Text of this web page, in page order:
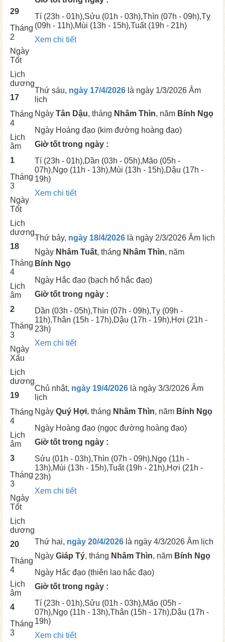
29
Tháng
2
Ngày
Tốt
Tí (23h - 01h),Sửu (01h - 03h),Thìn (07h - 09h),Tỵ
(09h - 11h),Mùi (13h - 15h),Tuất(19h - 21h)
Xem chi tiết
Lịch
dương
17
Tháng
4
Lịch
âm
1
Tháng
3
Ngày
Tốt
Thứ sáu, ngày 17/4/2026 là ngày 1/3/2026 Âm
lịch
Ngày Tân Dậu, tháng Nhâm Thìn, năm Bính Ngọ
Ngày Hoàng đạo (kim đường hoàng đạo)
Giờ tốt trong ngày :
Tí (23h - 01h),Dần (03h - 05h),Mão (05h -
07h),Ngọ (11h - 13h),Mùi (13h - 15h),Dậu (17h -
19h)
Xem chi tiết
Lịch
dương
18
Tháng
4
Lịch
âm
2
Tháng
3
Ngày
Xấu
Thứ bảy, ngày 18/4/2026 là ngày 2/3/2026 Âm lịch
Ngày Nhâm Tuất, tháng Nhâm Thìn, năm
Bính Ngọ
Ngày Hắc đạo (bạch hổ hắc đạo)
Giờ tốt trong ngày :
Dần (03h - 05h),Thìn (07h - 09h),Tỵ (09h -
11h),Thân (15h - 17h),Dậu (17h - 19h),Hợi (21h -
23h)
Xem chi tiết
Lịch
dương
19
Tháng
4
Lịch
âm
3
Tháng
3
Ngày
Tốt
Chủ nhật, ngày 19/4/2026 là ngày 3/3/2026 Âm
lịch
Ngày Quý Hợi, tháng Nhâm Thìn, năm Bính Ngọ
Ngày Hoàng đạo (ngọc đường hoàng đạo)
Giờ tốt trong ngày :
Sửu (01h - 03h),Thìn (07h - 09h),Ngọ (11h -
13h),Mùi (13h - 15h),Tuất(19h - 21h),Hợi (21h -
23h)
Xem chi tiết
Lịch
dương
20
Tháng
4
Lịch
âm
4
Tháng
3
Thứ hai, ngày 20/4/2026 là ngày 4/3/2026 Âm lịch
Ngày Giáp Tý, tháng Nhâm Thìn, năm Bính Ngọ
Ngày Hắc đạo (thiên lao hắc đạo)
Giờ tốt trong ngày :
Tí (23h - 01h),Sửu (01h - 03h),Mão (05h -
07h),Ngọ (11h - 13h),Thân (15h - 17h),Dậu (17h -
19h)
Xem chi tiết